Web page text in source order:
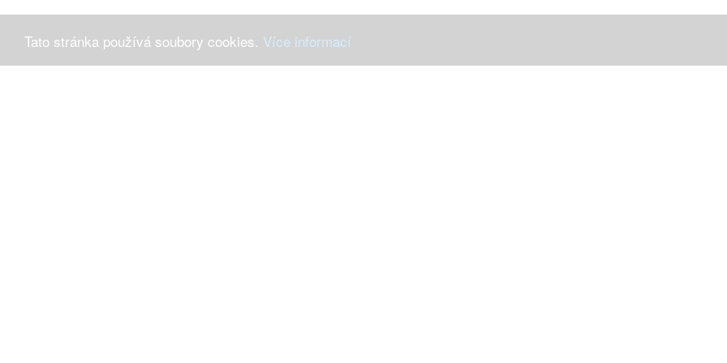
Tato stránka používá soubory cookies. Více informací